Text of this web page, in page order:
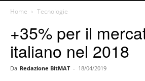
Home Tecnologie
+35% per il
italiano nel 2018
Da Redazione BitMAT - 18/04/2019